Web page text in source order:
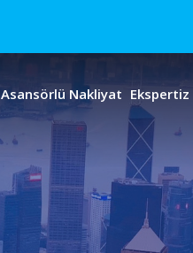
Asansörlü Nakliyat Ekspertiz